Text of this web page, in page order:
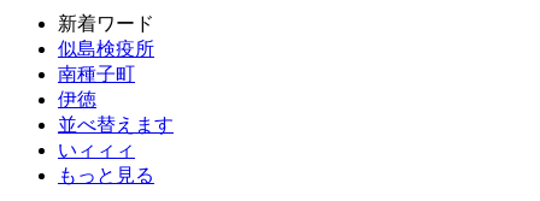
新着ワード
似島検疫所
南種子町
伊徳
並べ替えます
いィィィ
もっと見る